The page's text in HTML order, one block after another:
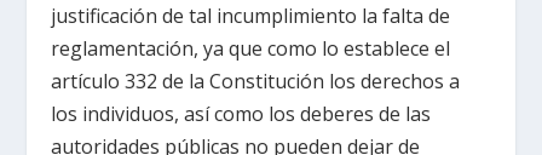
justificación de tal incumplimiento la falta de
reglamentación, ya que como lo establece el
artículo 332 de la Constitución los derechos a
los individuos, así como los deberes de las
autoridades públicas no pueden dejar de